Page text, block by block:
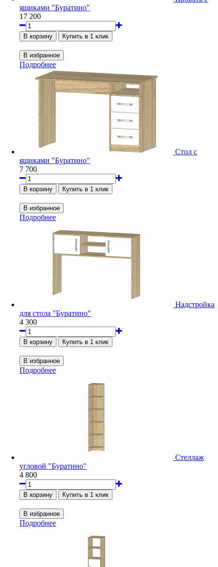
ящиками "Буратино"
17 200
Подробнее
Стол с
ящиками "Буратино"
7 700
Подробнее
Надстройка
для стола "Буратино"
4 300
Подробнее
Стеллаж
угловой "Буратино"
4 800
Подробнее